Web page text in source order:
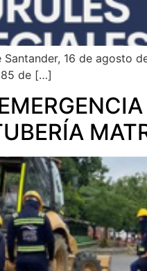
16 de agosto
de […]